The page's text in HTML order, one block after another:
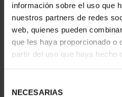
información sobre el uso que
nuestros partners de redes
web, quienes pueden
que les haya proporcionado o
partir del uso que haya hecho
NECESARIAS